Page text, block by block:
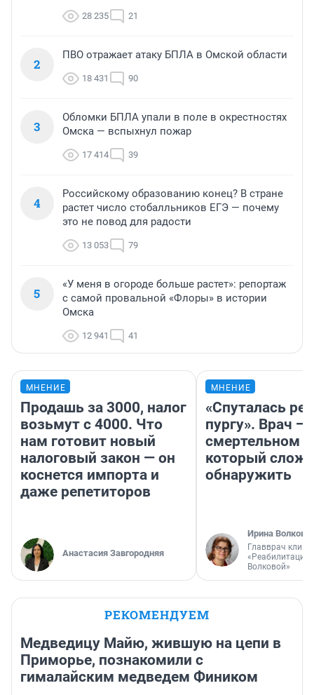
28 235 21
2
ПВО отражает атаку БПЛА в Омской области
18 431 90
3
Обломки БПЛА упали в поле в окрестностях
Омска — вспыхнул пожар
17 414 39
4
Российскому образованию конец? В стране
растет число стобалльников ЕГЭ — почему
это не повод для радости
13 053 79
5
«У меня в огороде больше растет»: репортаж
с самой провальной «Флоры» в истории
Омска
12 941 41
МНЕНИЕ
Продашь за 3000, налог
возьмут с 4000. Что
нам готовит новый
налоговый закон — он
коснется импорта и
даже репетиторов
Анастасия Завгородняя
МНЕНИЕ
«Спуталась
пургу». Врач —
смертельном
который
обнаружить
Ирина Волкова
Главврач
«Реабилитация
Волковой»
РЕКОМЕНДУЕМ
Медведицу Майю, жившую на цепи в
Приморье, познакомили с
гималайским медведем Фиником